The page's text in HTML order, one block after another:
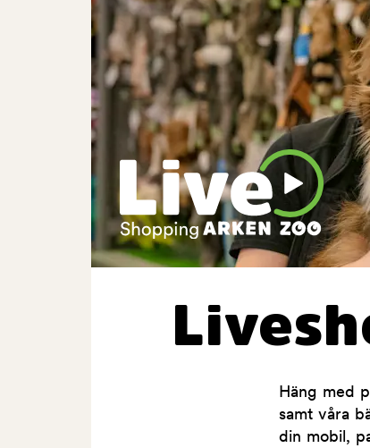
Häng med
samt våra
din mobil,